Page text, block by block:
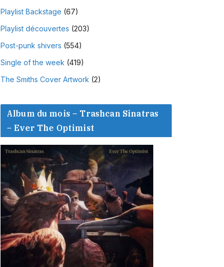
Playlist Backstage (67)
Playlist découvertes (203)
Post-punk shivers (554)
Single of the week (419)
The Smiths Cover Artwork (2)
Album du mois – Trashcan Sinatras
– Ever The Optimist